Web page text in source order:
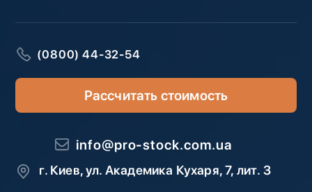
(0800) 44-32-54
Рассчитать стоимость
info@pro-stock.com.ua
г. Киев, ул. Академика Кухаря, 7, лит. З